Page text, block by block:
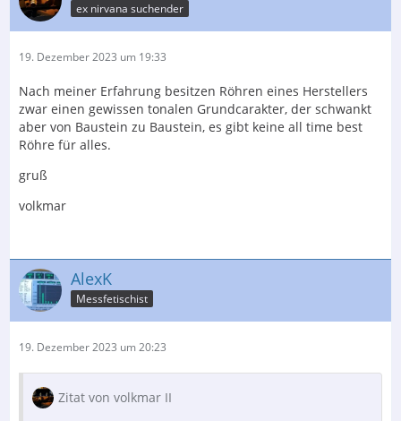
ex nirvana suchender
19. Dezember 2023 um 19:33
Nach meiner Erfahrung besitzen Röhren eines Herstellers
zwar einen gewissen tonalen Grundcarakter, der schwankt
aber von Baustein zu Baustein, es gibt keine all time best
Röhre für alles.
gruß
volkmar
AlexK
Messfetischist
19. Dezember 2023 um 20:23
Zitat von volkmar II